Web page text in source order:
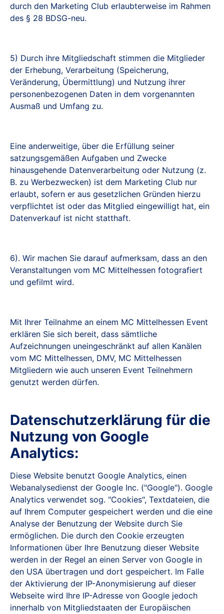
durch den Marketing Club erlaubterweise im Rahmen
des § 28 BDSG-neu.
5) Durch ihre Mitgliedschaft stimmen die Mitglieder
der Erhebung, Verarbeitung (Speicherung,
Veränderung, Übermittlung) und Nutzung ihrer
personenbezogenen Daten in dem vorgenannten
Ausmaß und Umfang zu.
Eine anderweitige, über die Erfüllung seiner
satzungsgemäßen Aufgaben und Zwecke
hinausgehende Datenverarbeitung oder Nutzung (z.
B. zu Werbezwecken) ist dem Marketing Club nur
erlaubt, sofern er aus gesetzlichen Gründen hierzu
verpflichtet ist oder das Mitglied eingewilligt hat, ein
Datenverkauf ist nicht statthaft.
6). Wir machen Sie darauf aufmerksam, dass an den
Veranstaltungen vom MC Mittelhessen fotografiert
und gefilmt wird.
Mit Ihrer Teilnahme an einem MC Mittelhessen Event
erklären Sie sich bereit, dass sämtliche
Aufzeichnungen uneingeschränkt auf allen Kanälen
vom MC Mittelhessen, DMV, MC Mittelhessen
Mitgliedern wie auch unseren Event Teilnehmern
genutzt werden dürfen.
Datenschutzerklärung für die
Nutzung von Google
Analytics:
Diese Website benutzt Google Analytics, einen
Webanalysedienst der Google Inc. ("Google"). Google
Analytics verwendet sog. "Cookies", Textdateien, die
auf Ihrem Computer gespeichert werden und die eine
Analyse der Benutzung der Website durch Sie
ermöglichen. Die durch den Cookie erzeugten
Informationen über Ihre Benutzung dieser Website
werden in der Regel an einen Server von Google in
den USA übertragen und dort gespeichert. Im Falle
der Aktivierung der IP-Anonymisierung auf dieser
Webseite wird Ihre IP-Adresse von Google jedoch
innerhalb von Mitgliedstaaten der Europäischen